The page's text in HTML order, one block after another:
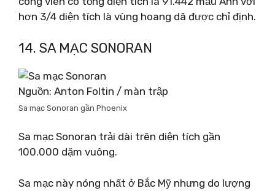
hơn 3/4 diện tích là vùng hoang dã được chỉ định.
14. SA MẠC SONORAN
Nguồn: Anton Foltin / màn trập
Sa mạc Sonoran gần Phoenix
Sa mạc Sonoran trải dài trên diện tích gần
100.000 dặm vuông.
Sa mạc này nóng nhất ở Bắc Mỹ nhưng do lượng